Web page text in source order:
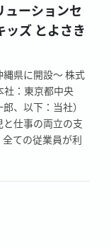
ューションセ
ッズ とよさき
県に開設～ 株式
社：東京都中央
以下：当社）
仕事の両立の支
ての従業員が利